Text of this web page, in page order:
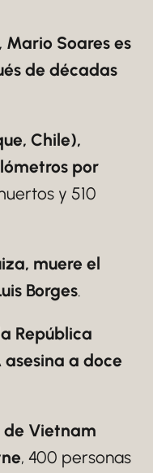
Mario Soares es
de décadas
Chile),
por
y 510
muere el
Borges.
República
a doce
de Vietnam
, 400 personas